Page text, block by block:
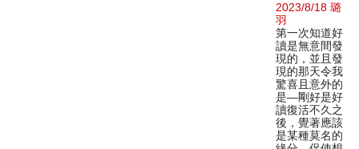
2023/8/18 璐
羽
第一次知道好
讀是無意間發
現的，並且發
現的那天令我
驚喜且意外的
是—剛好是好
讀復活不久之
後，覺著應該
是某種莫名的